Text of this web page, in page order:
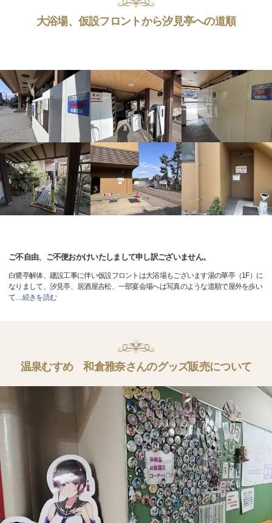
大浴場、仮設フロントから汐見亭への道順
ご不自由、ご不便おかけいたしまして申し訳ございません。
白鷺亭解体、建設工事に伴い仮設フロントは大浴場もございます湯の華亭（1F）に
なりまして、汐見亭、居酒屋吉松、一部宴会場へは写真のような道順で屋外を歩い
て…続きを読む
温泉むすめ 和倉雅奈さんのグッズ販売について